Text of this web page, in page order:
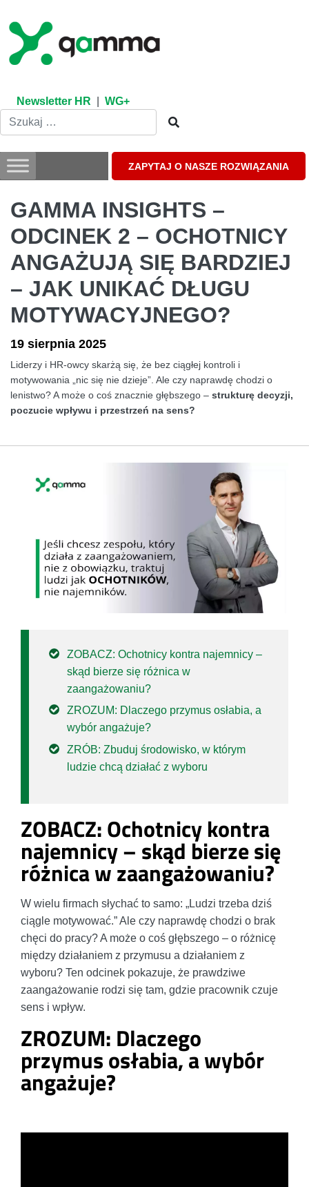
content
Newsletter HR WG+
ZAPYTAJ O NASZE ROZWIĄZANIA
GAMMA INSIGHTS –
ODCINEK 2 – OCHOTNICY
ANGAŻUJĄ SIĘ BARDZIEJ
– JAK UNIKAĆ DŁUGU
MOTYWACYJNEGO?
19 sierpnia 2025
Liderzy i HR-owcy skarżą się, że bez ciągłej kontroli i
motywowania „nic się nie dzieje”. Ale czy naprawdę chodzi o
lenistwo? A może o coś znacznie głębszego – strukturę decyzji,
poczucie wpływu i przestrzeń na sens?
ZOBACZ: Ochotnicy kontra najemnicy –
skąd bierze się różnica w
zaangażowaniu?
ZROZUM: Dlaczego przymus osłabia, a
wybór angażuje?
ZRÓB: Zbuduj środowisko, w którym
ludzie chcą działać z wyboru
ZOBACZ: Ochotnicy kontra
najemnicy – skąd bierze się
różnica w zaangażowaniu?
W wielu firmach słychać to samo: „Ludzi trzeba dziś
ciągle motywować.” Ale czy naprawdę chodzi o brak
chęci do pracy? A może o coś głębszego – o różnicę
między działaniem z przymusu a działaniem z
wyboru? Ten odcinek pokazuje, że prawdziwe
zaangażowanie rodzi się tam, gdzie pracownik czuje
sens i wpływ.
ZROZUM: Dlaczego
przymus osłabia, a wybór
angażuje?